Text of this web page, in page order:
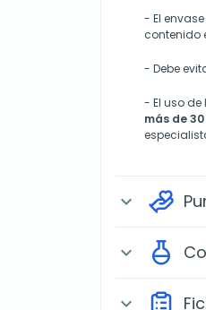
- El
contenido
- Debe
- El uso
más de
expand_more
expand_more
expand_more